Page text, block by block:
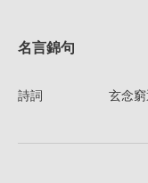
名言錦句
詩詞 玄念窮